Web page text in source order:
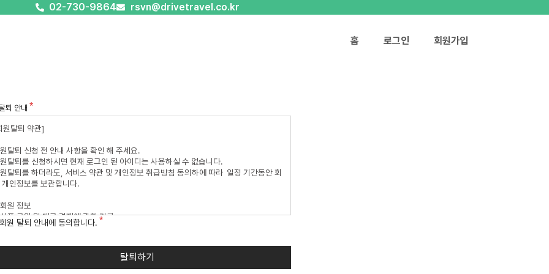
02-730-9864 rsvn@drivetravel.co.kr
홈 로그인 회원가입
퇴 안내
원 탈퇴 안내에 동의합니다.